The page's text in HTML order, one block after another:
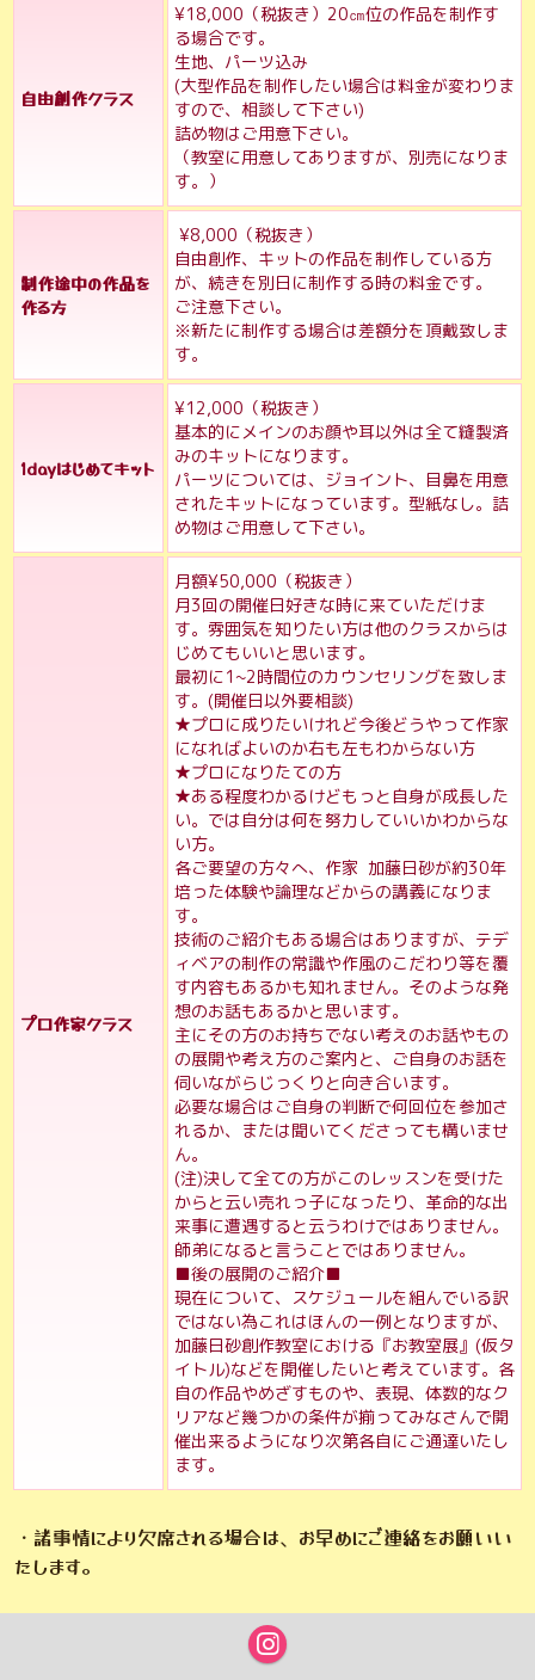
自由創作クラス
¥18,000（税抜き）20㎝位の作品を制作す
る場合です。
生地、パーツ込み
(大型作品を制作したい場合は料金が変わりま
すので、相談して下さい)
詰め物はご用意下さい。
（教室に用意してありますが、別売になりま
す。）
制作途中の作品を
作る方
¥8,000（税抜き）
自由創作、キットの作品を制作している方
が、続きを別日に制作する時の料金です。
ご注意下さい。
※新たに制作する場合は差額分を頂戴致しま
す。
1dayはじめてキット
¥12,000（税抜き）
基本的にメインのお顔や耳以外は全て縫製済
みのキットになります。
パーツについては、ジョイント、目鼻を用意
されたキットになっています。型紙なし。詰
め物はご用意して下さい。
プロ作家クラス
月額¥50,000（税抜き）
月3回の開催日好きな時に来ていただけま
す。雰囲気を知りたい方は他のクラスからは
じめてもいいと思います。
最初に1~2時間位のカウンセリングを致しま
す。(開催日以外要相談)
★プロに成りたいけれど今後どうやって作家
になればよいのか右も左もわからない方
★プロになりたての方
★ある程度わかるけどもっと自身が成長した
い。では自分は何を努力していいかわからな
い方。
各ご要望の方々へ、作家 加藤日砂が約30年
培った体験や論理などからの講義になりま
す。
技術のご紹介もある場合はありますが、テデ
ィベアの制作の常識や作風のこだわり等を覆
す内容もあるかも知れません。そのような発
想のお話もあるかと思います。
主にその方のお持ちでない考えのお話やもの
の展開や考え方のご案内と、ご自身のお話を
伺いながらじっくりと向き合います。
必要な場合はご自身の判断で何回位を参加さ
れるか、または聞いてくださっても構いませ
ん。
(注)決して全ての方がこのレッスンを受けた
からと云い売れっ子になったり、革命的な出
来事に遭遇すると云うわけではありません。
師弟になると言うことではありません。
■後の展開のご紹介■
現在について、スケジュールを組んでいる訳
ではない為これはほんの一例となりますが、
加藤日砂創作教室における『お教室展』(仮タ
イトル)などを開催したいと考えています。各
自の作品やめざすものや、表現、体数的なク
リアなど幾つかの条件が揃ってみなさんで開
催出来るようになり次第各自にご通達いたし
ます。
・諸事情により欠席される場合は、お早めにご連絡をお願いい
たします。